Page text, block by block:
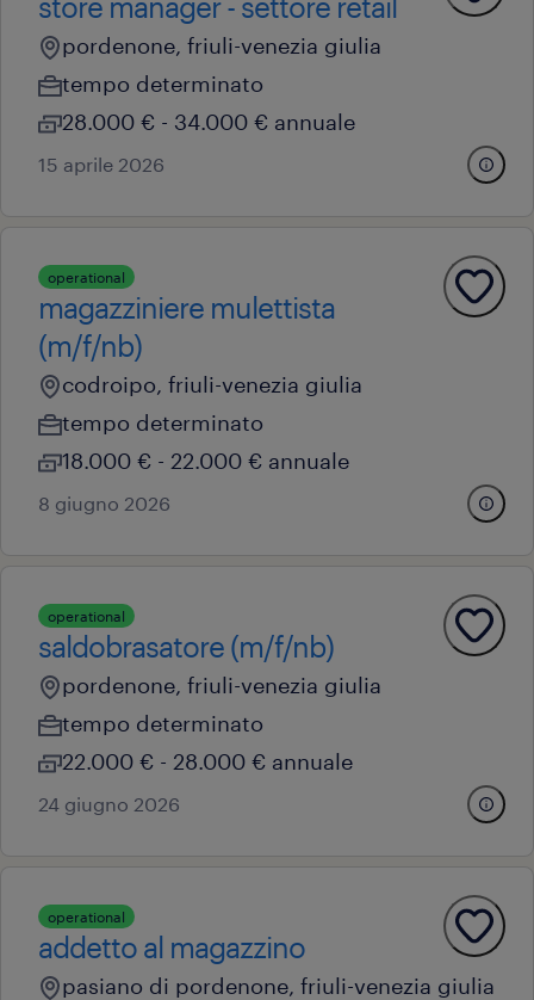
pordenone, friuli-venezia giulia
tempo determinato
28.000 € - 34.000 € annuale
15 aprile 2026
operational
magazziniere mulettista
(m/f/nb)
codroipo, friuli-venezia giulia
tempo determinato
18.000 € - 22.000 € annuale
8 giugno 2026
operational
saldobrasatore (m/f/nb)
pordenone, friuli-venezia giulia
tempo determinato
22.000 € - 28.000 € annuale
24 giugno 2026
operational
addetto al magazzino
pasiano di pordenone, friuli-venezia giulia